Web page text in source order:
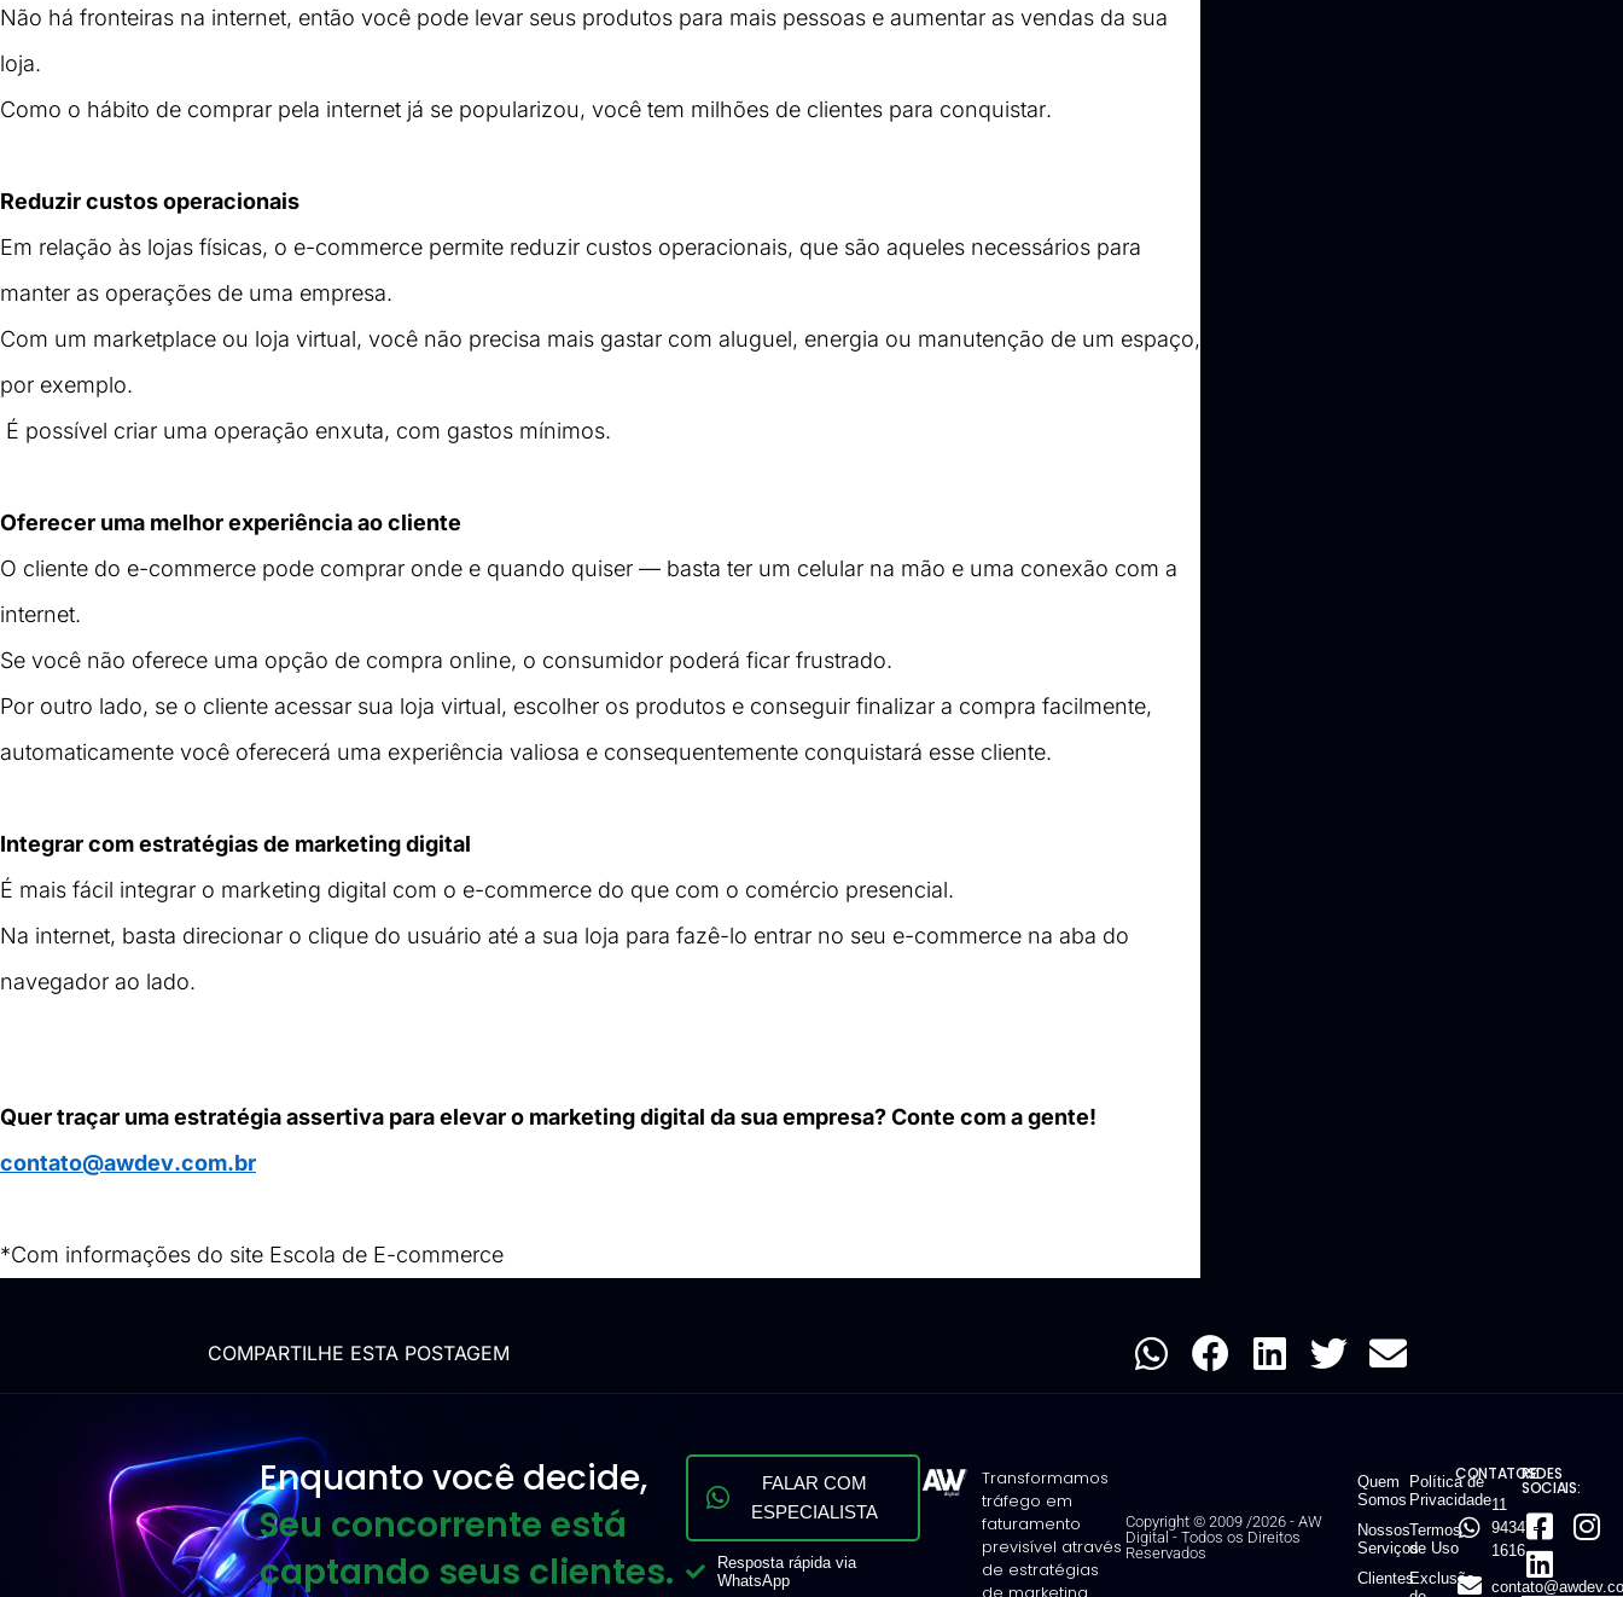
Não há fronteiras na internet, então você pode levar seus produtos para mais pessoas e aumentar as vendas da sua
loja.
Como o hábito de comprar pela internet já se popularizou, você tem milhões de clientes para conquistar.
Reduzir custos operacionais
Em relação às lojas físicas, o e-commerce permite reduzir custos operacionais, que são aqueles necessários para
manter as operações de uma empresa.
Com um marketplace ou loja virtual, você não precisa mais gastar com aluguel, energia ou manutenção de um espaço,
por exemplo.
É possível criar uma operação enxuta, com gastos mínimos.
Oferecer uma melhor experiência ao cliente
O cliente do e-commerce pode comprar onde e quando quiser — basta ter um celular na mão e uma conexão com a
internet.
Se você não oferece uma opção de compra online, o consumidor poderá ficar frustrado.
Por outro lado, se o cliente acessar sua loja virtual, escolher os produtos e conseguir finalizar a compra facilmente,
automaticamente você oferecerá uma experiência valiosa e consequentemente conquistará esse cliente.
Integrar com estratégias de marketing digital
É mais fácil integrar o marketing digital com o e-commerce do que com o comércio presencial.
Na internet, basta direcionar o clique do usuário até a sua loja para fazê-lo entrar no seu e-commerce na aba do
navegador ao lado.
Quer traçar uma estratégia assertiva para elevar o marketing digital da sua empresa?
contato@awdev.com.br
*Com informações do site Escola de E-commerce
COMPARTILHE ESTA POSTAGEM
Enquanto você decide,
Seu concorrente está
captando seus clientes.
FALAR COM
ESPECIALISTA
Resposta rápida via
WhatsApp
Transformamos
tráfego em
faturamento
previsível através
de estratégias
Copyright © 2009 /2026 - AW
Digital-Todos os Direitos
Reservados
Quem
Somos
Nossos
Serviços
Clientes
Política de
Privacidade
Termos
de Uso
Exclusão
CONTATOS:
11
94347-
1616
REDES
SOCIAIS: